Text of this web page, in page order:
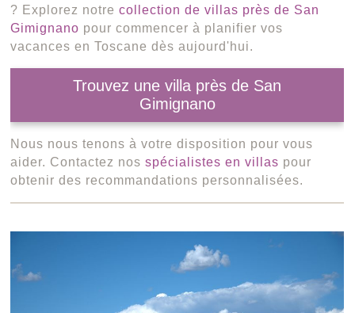
? Explorez notrecollection de villas près de San
Gimignano pour commencer à planifier vos
vacances en Toscane dès aujourd'hui.
Trouvez une villa près de San
Gimignano
Nous nous tenons à votre disposition pour vous
aider. Contactez nosspécialistes en villas pour
obtenir des recommandations personnalisées.